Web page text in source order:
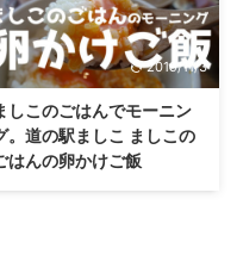
2019/11/3
しこのごはんでモーニン
。道の駅ましこ ましこの
はんの卵かけご飯